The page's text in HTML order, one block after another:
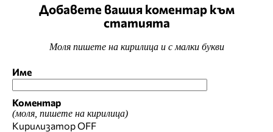
Добавете вашия коментар към
статията
Моля пишете на кирилица и с малки букви
Име
Коментар
(моля, пишете на кирилица)
КирилизаторOFF